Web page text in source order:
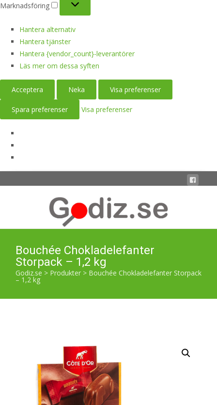
Marknadsföring
Hantera alternativ
Hantera tjänster
Hantera {vendor_count}-leverantörer
Läs mer om dessa syften
Acceptera Neka Visa preferenser
Spara preferenser Visa preferenser
Bouchée Chokladelefanter
Storpack – 1,2 kg
Godiz.se > Produkter > Bouchée Chokladelefanter Storpack
– 1,2 kg